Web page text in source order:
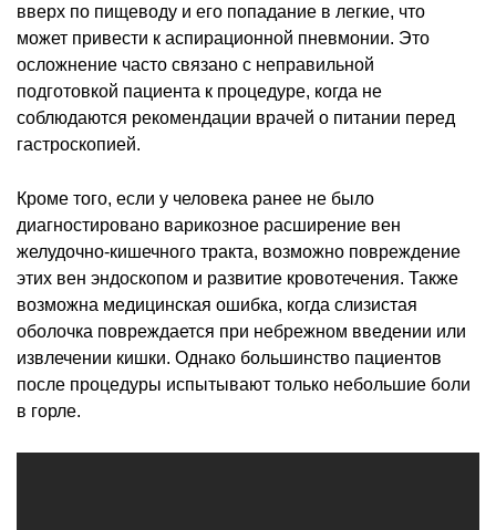
вверх по пищеводу и его попадание в легкие, что
может привести к аспирационной пневмонии. Это
осложнение часто связано с неправильной
подготовкой пациента к процедуре, когда не
соблюдаются рекомендации врачей о питании перед
гастроскопией.
Кроме того, если у человека ранее не было
диагностировано варикозное расширение вен
желудочно-кишечного тракта, возможно повреждение
этих вен эндоскопом и развитие кровотечения. Также
возможна медицинская ошибка, когда слизистая
оболочка повреждается при небрежном введении или
извлечении кишки. Однако большинство пациентов
после процедуры испытывают только небольшие боли
в горле.